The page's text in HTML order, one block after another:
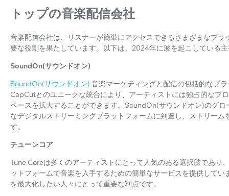
トップの音楽配信会社
音楽配信会社は、リスナーが簡単にアクセスできるさまざまなプ
要な役割を果たしています。以下は、2024年に波を起こしている
SoundOn(サウンドオン)
SoundOn(サウンドオン) 音楽マーケティングと配信の包括的なプ
CapCutとのユニークな統合により、アーティストには独占的なプ
ベースを拡大することができます。SoundOn(サウンドオン)のグ
なデジタルストリーミングプラットフォームに到達し、ストリー
す。
チューンコア
Tune Coreは多くのアーティストにとって人気のある選択肢であ
ットフォームで音楽を入手するための簡単なサービスを提供して
を最大化したい人々にとって重要な利点です。